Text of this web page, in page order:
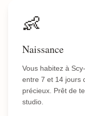
👶
Naissance
Vous habitez à
entre 7 et 14 jours
précieux. Prêt de
studio.